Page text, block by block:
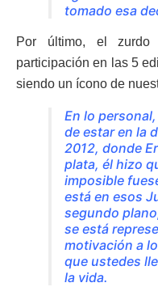
tomado esa
Por último, el
participación en las 5
siendo un ícono de
En lo
de estar en la
2012, donde
plata, él hizo
imposible
está en esos
segundo
se está
motivación a
que ustedes
la vida.